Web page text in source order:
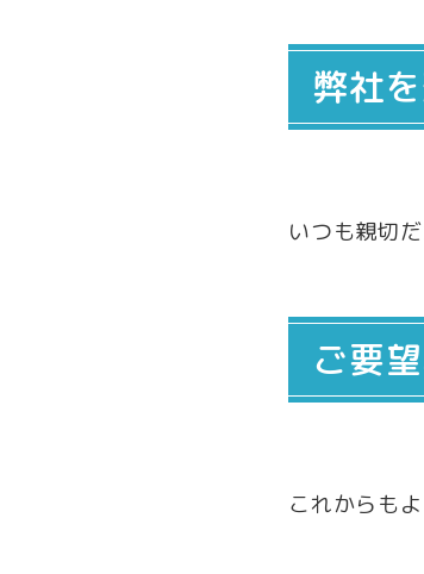
弊社
いつも親切
ご要
これからも